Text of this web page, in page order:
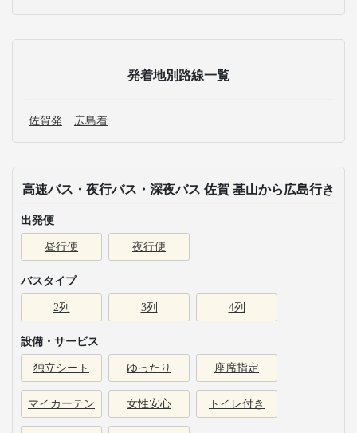
発着地別路線一覧
佐賀発 広島着
高速バス・夜行バス・深夜バス 佐賀 基山から広島行き
出発便
昼行便 夜行便
バスタイプ
2列 3列 4列
設備・サービス
独立シート ゆったり 座席指定
マイカーテン 女性安心 トイレ付き